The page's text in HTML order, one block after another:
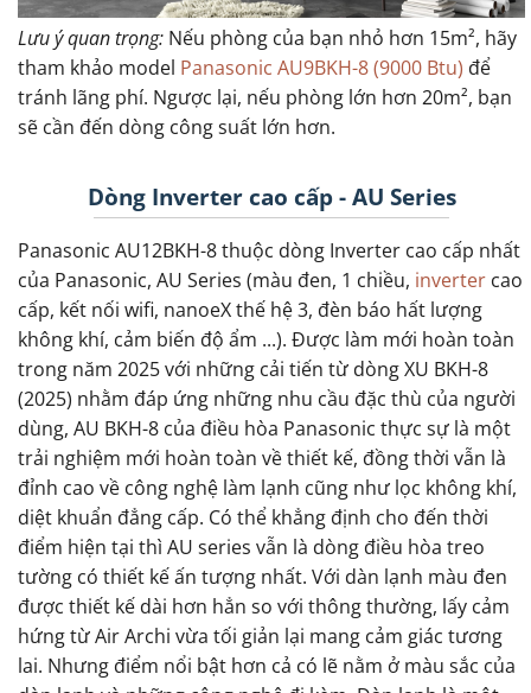
Lưu ý quan trọng: Nếu phòng của bạn nhỏ hơn 15m², hãy
tham khảo model Panasonic AU9BKH-8 (9000 Btu) để
tránh lãng phí. Ngược lại, nếu phòng lớn hơn 20m², bạn
sẽ cần đến dòng công suất lớn hơn.
Dòng Inverter cao cấp - AU Series
Panasonic AU12BKH-8 thuộc dòng Inverter cao cấp nhất
của Panasonic, AU Series (màu đen, 1 chiều, inverter cao
cấp, kết nối wifi, nanoeX thế hệ 3, đèn báo hất lượng
không khí, cảm biến độ ẩm ...). Được làm mới hoàn toàn
trong năm 2025 với những cải tiến từ dòng XU BKH-8
(2025) nhằm đáp ứng những nhu cầu đặc thù của người
dùng, AU BKH-8 của điều hòa Panasonic thực sự là một
trải nghiệm mới hoàn toàn về thiết kế, đồng thời vẫn là
đỉnh cao về công nghệ làm lạnh cũng như lọc không khí,
diệt khuẩn đẳng cấp. Có thể khẳng định cho đến thời
điểm hiện tại thì AU series vẫn là dòng điều hòa treo
tường có thiết kế ấn tượng nhất. Với dàn lạnh màu đen
được thiết kế dài hơn hẳn so với thông thường, lấy cảm
hứng từ Air Archi vừa tối giản lại mang cảm giác tương
lai. Nhưng điểm nổi bật hơn cả có lẽ nằm ở màu sắc của